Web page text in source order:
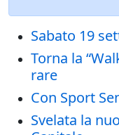
Sabato 19
Torna la
rare
Con Sport
Svelata la